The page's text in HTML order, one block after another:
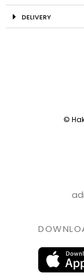
DELIVERY
©